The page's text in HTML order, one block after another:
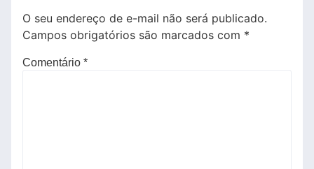
O seu endereço de e-mail não será publicado.
Campos obrigatórios são marcados com *
Comentário *